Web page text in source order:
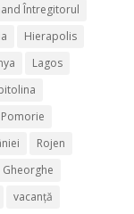
Întregitorul
Hierapolis
Lagos
Pomorie
Rojen
Gheorghe
vacanță